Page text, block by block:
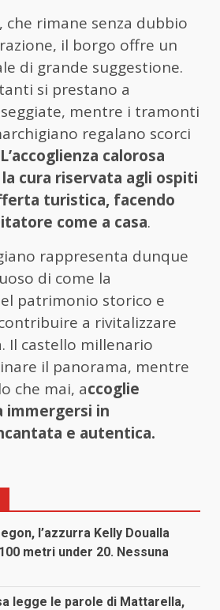
che rimane senza dubbio
il borgo offre un
di grande suggestione.
si prestano a
mentre i tramonti
regalano scorci
L’accoglienza calorosa
cura riservata agli ospiti
turistica, facendo
come a casa.
rappresenta dunque
di come la
patrimonio storico e
a rivitalizzare
Il castello millenario
il panorama, mentre
che mai, accoglie
immergersi in
e autentica.
l’azzurra Kelly Doualla
metri under 20. Nessuna
legge le parole di Mattarella,